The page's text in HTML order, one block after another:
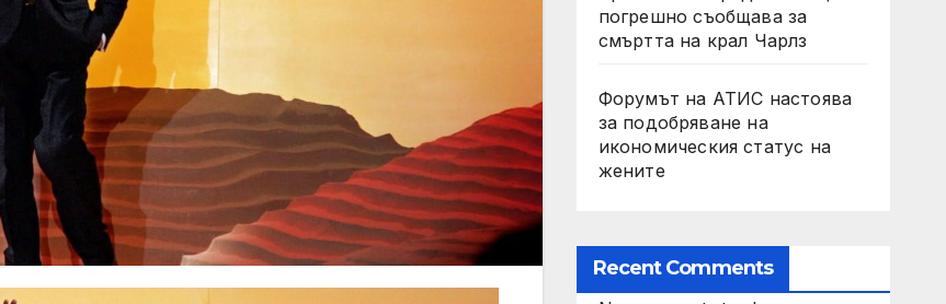
погрешно съобщава за
смъртта на крал Чарлз
Форумът на АТИС настоява
за подобряване на
икономическия статус на
жените
Recent Comments